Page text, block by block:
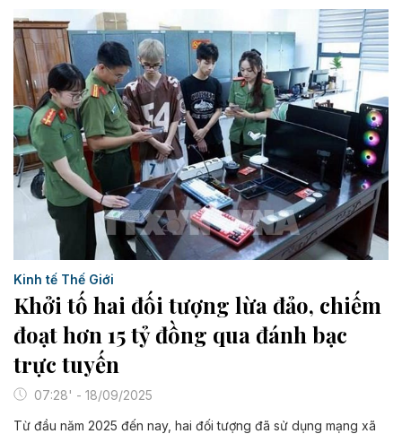
Kinh tế Thế Giới
Khởi tố hai đối tượng lừa đảo, chiếm
đoạt hơn 15 tỷ đồng qua đánh bạc
trực tuyến
07:28' - 18/09/2025
Từ đầu năm 2025 đến nay, hai đối tượng đã sử dụng mạng xã